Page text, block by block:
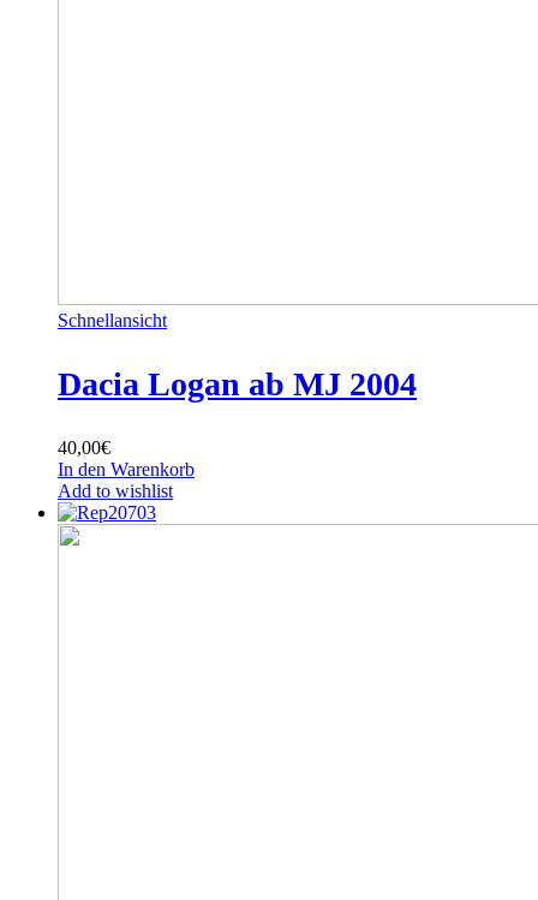
Schnellansicht
Dacia Logan ab MJ 2004
40,00€
In den Warenkorb
Add to wishlist